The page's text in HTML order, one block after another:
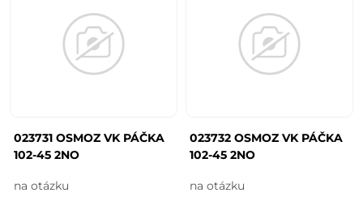
023731 OSMOZ VK PÁČKA
102-45 2NO
na otázku
023732 OSMOZ VK PÁČKA
102-45 2NO
na otázku